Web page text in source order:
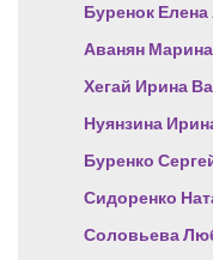
Буренок
Аванян
Хегай Ирина
Нуянзина
Буренко
Сидоренко
Соловьева